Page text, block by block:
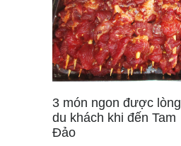
3 món ngon được lòng
du khách khi đến Tam
Đảo